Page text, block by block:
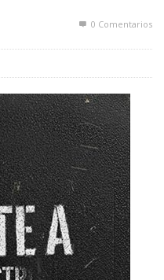
0 Comentarios